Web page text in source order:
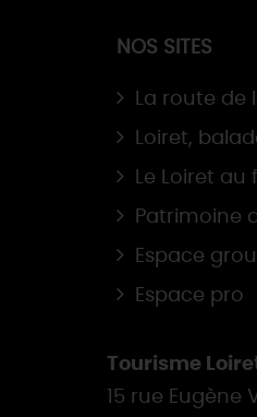
NOS SITES
La route de
Loiret,
Le Loiret au
Patrimoine
Espace
Espace pro
Tourisme
15 rue Eugène